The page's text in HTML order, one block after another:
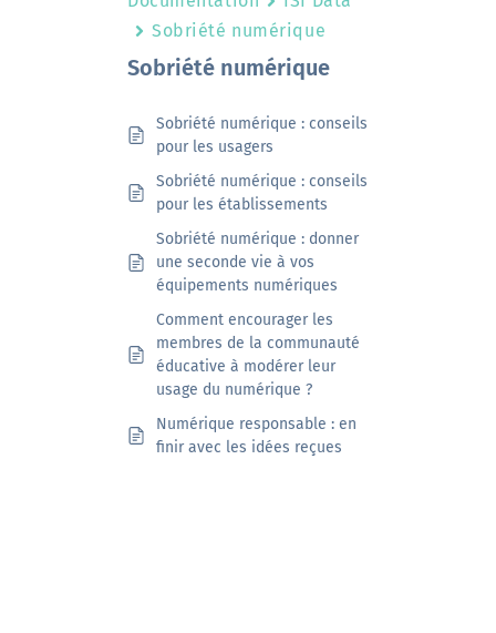
Sobriété numérique
Sobriété numérique
Sobriété numérique : conseils
pour les usagers
Sobriété numérique : conseils
pour les établissements
Sobriété numérique : donner
une seconde vie à vos
équipements numériques
Comment encourager les
membres de la communauté
éducative à modérer leur
usage du numérique ?
Numérique responsable : en
finir avec les idées reçues